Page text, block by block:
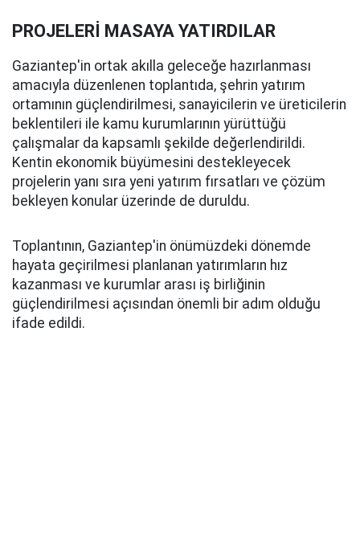
PROJELERİ MASAYA YATIRDILAR
Gaziantep'in ortak akılla geleceğe hazırlanması
amacıyla düzenlenen toplantıda, şehrin yatırım
ortamının güçlendirilmesi, sanayicilerin ve üreticilerin
beklentileri ile kamu kurumlarının yürüttüğü
çalışmalar da kapsamlı şekilde değerlendirildi.
Kentin ekonomik büyümesini destekleyecek
projelerin yanı sıra yeni yatırım fırsatları ve çözüm
bekleyen konular üzerinde de duruldu.
Toplantının, Gaziantep'in önümüzdeki dönemde
hayata geçirilmesi planlanan yatırımların hız
kazanması ve kurumlar arası iş birliğinin
güçlendirilmesi açısından önemli bir adım olduğu
ifade edildi.